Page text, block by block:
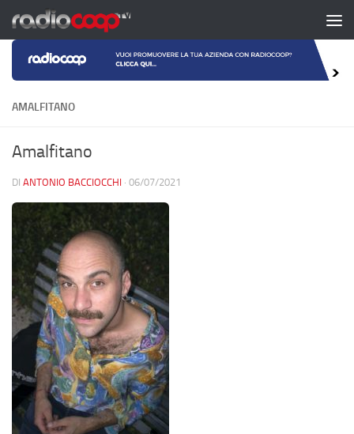
Salta al contenuto
AMALFITANO
Amalfitano
DI ANTONIO BACCIOCCHI · 06/07/2021